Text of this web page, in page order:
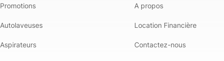
Promotions
Autolaveuses
Aspirateurs
A propos
Location Financière
Contactez-nous